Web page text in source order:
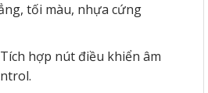
tối màu, nhựa cứng
hợp nút điều khiển âm